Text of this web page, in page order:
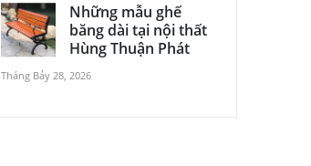
Những mẫu ghế
băng dài tại nội thất
Hùng Thuận Phát
Tháng Bảy 28, 2026